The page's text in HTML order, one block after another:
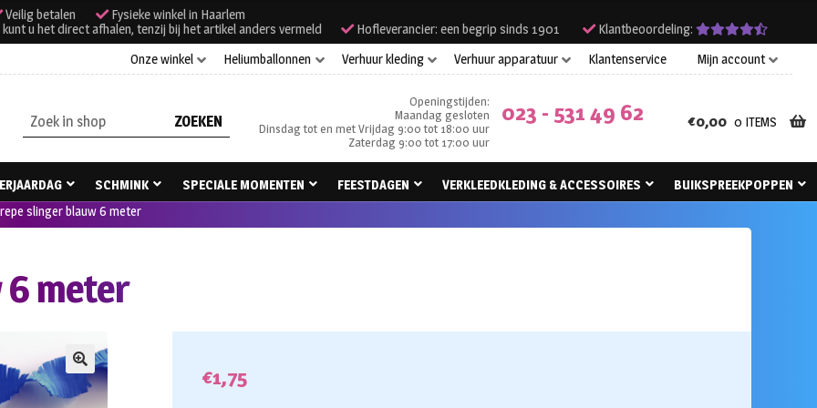
Veilig betalen
Fysieke winkel in Haarlem
u het direct afhalen, tenzij bij het artikel anders vermeld
Hofleverancier: een begrip sinds 1901
Klantbeoordeling:
Onze winkel
Heliumballonnen Verhuur kleding Verhuur apparatuur Klantenservice Mijn account
Zoeken
naar:
Openingstijden:
Maandag gesloten
Dinsdag tot en met Vrijdag 9:00 tot 18:00 uur
Zaterdag 9:00 tot 17:00 uur
023 - 531 49 62 €0,00 0 ITEMS
SCHMINK SPECIALE MOMENTEN FEESTDAGEN VERKLEEDKLEDING & ACCESSOIRES
BUIKSPREEKPOPPEN
slinger blauw 6 meter
6 meter
🔍 €1,75